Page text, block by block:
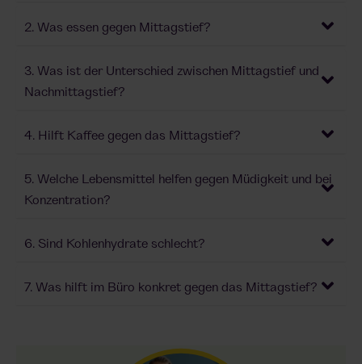
2. Was essen gegen Mittagstief?
3. Was ist der Unterschied zwischen Mittagstief und
Nachmittagstief?
4. Hilft Kaffee gegen das Mittagstief?
5. Welche Lebensmittel helfen gegen Müdigkeit und bei
Konzentration?
6. Sind Kohlenhydrate schlecht?
7. Was hilft im Büro konkret gegen das Mittagstief?